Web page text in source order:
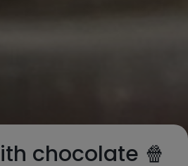
chocolate 🍿